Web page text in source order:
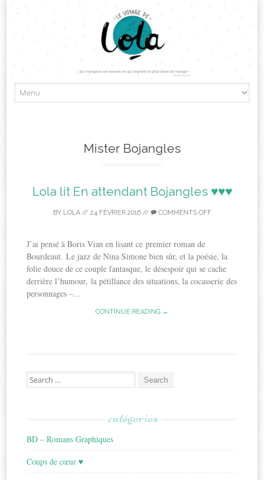
to
Mister Bojangles
Lola lit En attendant Bojangles ♥♥♥
BY LOLA// 24 FÉVRIER 2016// COMMENTS OFF
J’ai pensé à Boris Vian en lisant ce premier roman de
Bourdeaut. Le jazz de Nina Simone bien sûr, et la poésie, la
folie douce de ce couple fantasque, le désespoir qui se cache
derrière l’humour, la pétillance des situations, la cocasserie des
personnages –...
CONTINUE READING →
Search
for:
catégories
BD – Romans Graphiques
Coups de cœur ♥